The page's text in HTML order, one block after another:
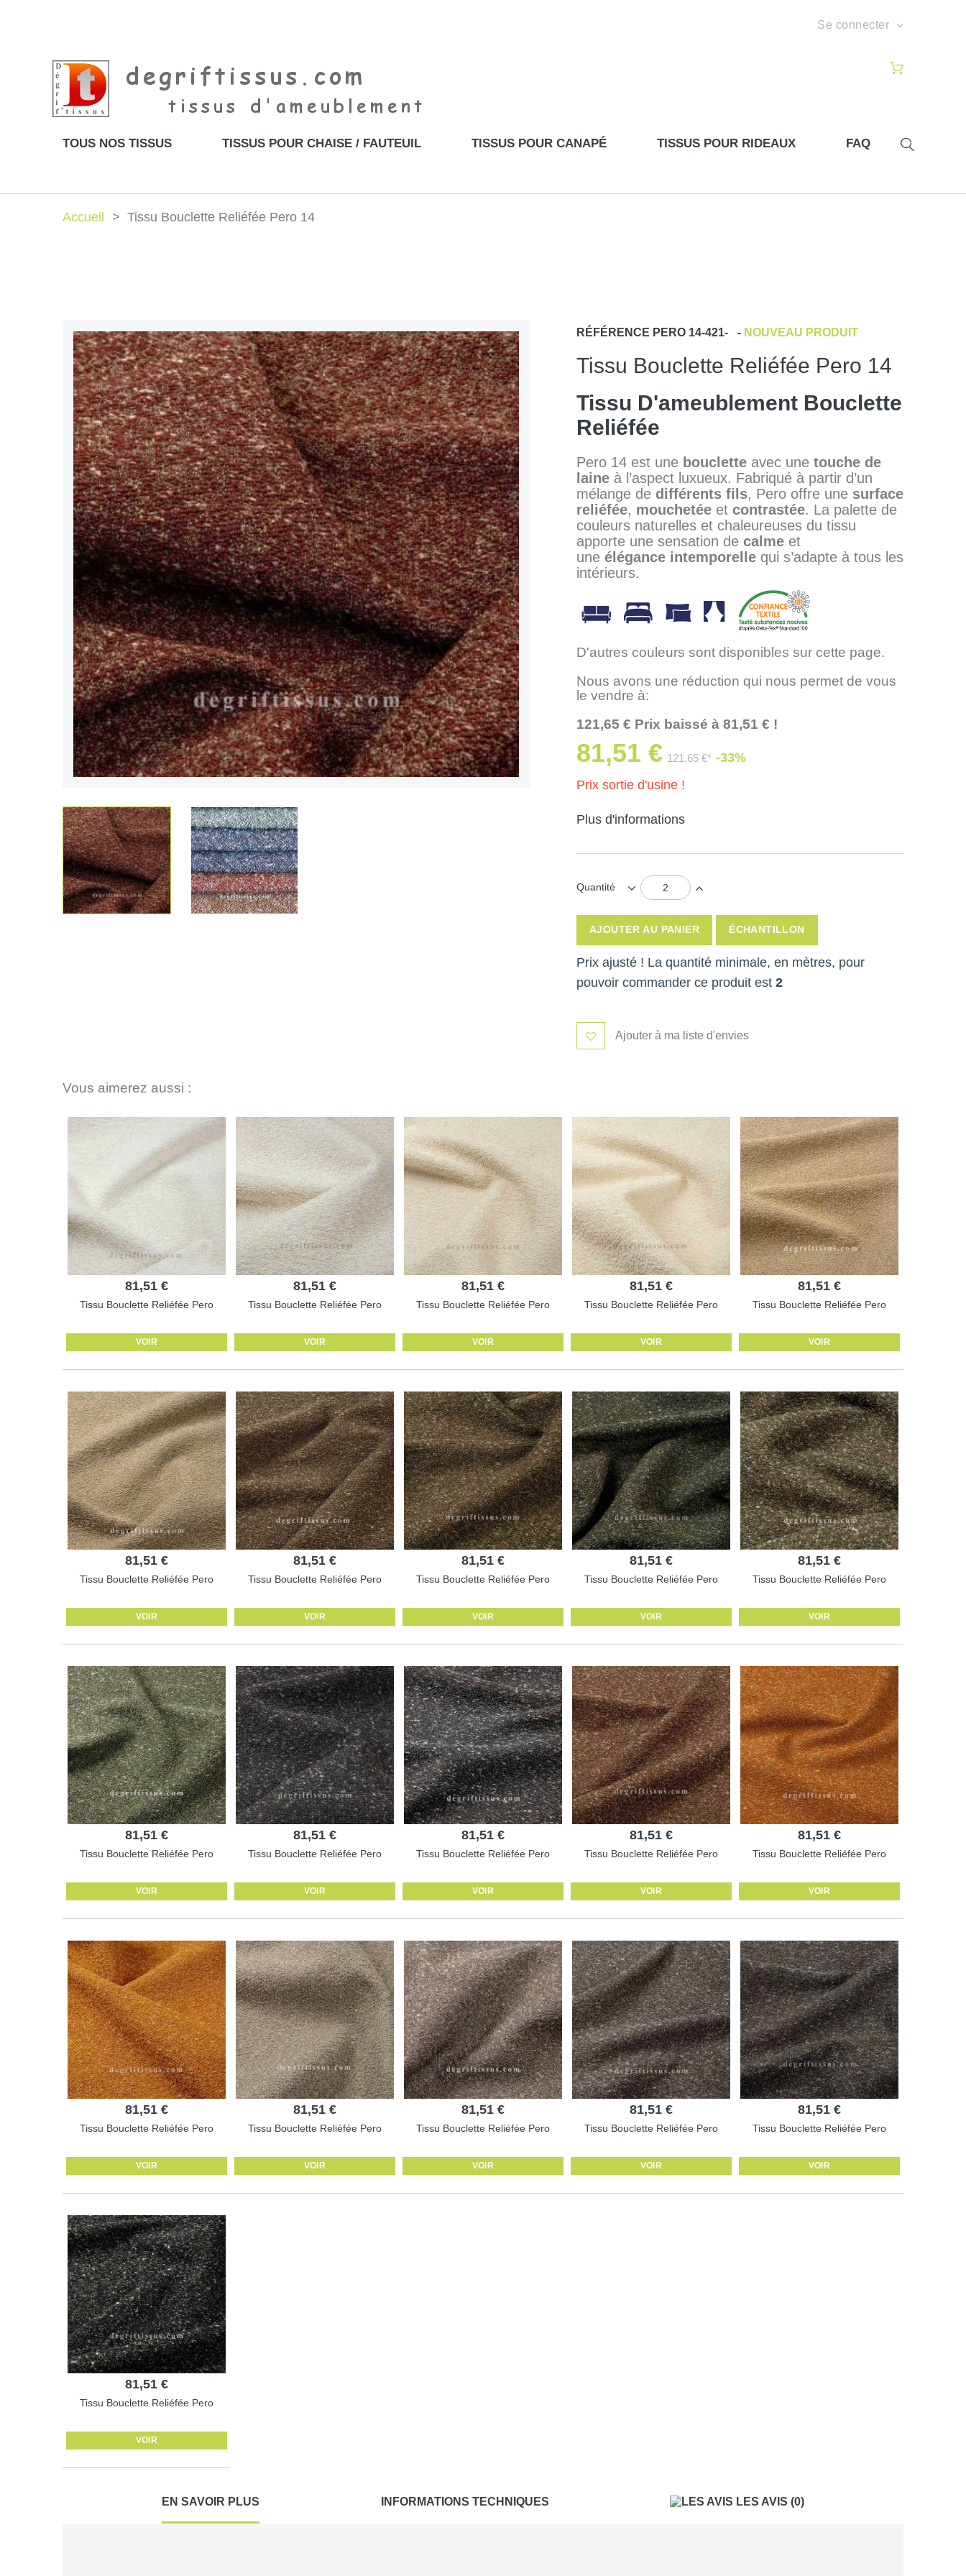
Se connecter
TOUS NOS TISSUS TISSUS POUR CHAISE / FAUTEUIL TISSUS POUR CANAPÉ TISSUS POUR RIDEAUX FAQ
Accueil Tissu Bouclette Reliéfée Pero 14
RÉFÉRENCE PERO 14-421- - NOUVEAU PRODUIT
Tissu Bouclette Reliéfée Pero 14
Tissu D'ameublement Bouclette
Reliéfée
Pero 14 est une boucletteavec une touche de
laineà l’aspect luxueux. Fabriqué à partir d’un
mélange de différents fils, Pero offre une surface
reliéfée, mouchetéeet contrastée. La palette de
couleurs naturelles et chaleureuses du tissu
apporte une sensation de calmeet
une élégance intemporellequi s’adapte à tous les
intérieurs.
D'autres couleurs sont disponibles sur cette page.
Nous avons une réduction qui nous permet de vous
le vendre à:
121,65 € Prix baissé à 81,51 € !
81,51 € 121,65 €* -33%
Prix sortie d'usine !
Plus d'informations
Quantité
AJOUTER AU PANIER ÉCHANTILLON
Prix ajusté ! La quantité minimale, en mètres, pour
pouvoir commander ce produit est 2
Ajouter à ma liste d'envies
Vous aimerez aussi :
81,51 €
Tissu Bouclette Reliéfée Pero
VOIR
81,51 €
Tissu Bouclette Reliéfée Pero
VOIR
81,51 €
Tissu Bouclette Reliéfée Pero
VOIR
81,51 €
Tissu Bouclette Reliéfée Pero
VOIR
81,51 €
Tissu Bouclette Reliéfée Pero
VOIR
81,51 €
Tissu Bouclette Reliéfée Pero
VOIR
81,51 €
Tissu Bouclette Reliéfée Pero
VOIR
81,51 €
Tissu Bouclette Reliéfée Pero
VOIR
81,51 €
Tissu Bouclette Reliéfée Pero
VOIR
81,51 €
Tissu Bouclette Reliéfée Pero
VOIR
81,51 €
Tissu Bouclette Reliéfée Pero
VOIR
81,51 €
Tissu Bouclette Reliéfée Pero
VOIR
81,51 €
Tissu Bouclette Reliéfée Pero
VOIR
81,51 €
Tissu Bouclette Reliéfée Pero
VOIR
81,51 €
Tissu Bouclette Reliéfée Pero
VOIR
81,51 €
Tissu Bouclette Reliéfée Pero
VOIR
81,51 €
Tissu Bouclette Reliéfée Pero
VOIR
81,51 €
Tissu Bouclette Reliéfée Pero
VOIR
81,51 €
Tissu Bouclette Reliéfée Pero
VOIR
81,51 €
Tissu Bouclette Reliéfée Pero
VOIR
81,51 €
Tissu Bouclette Reliéfée Pero
VOIR
EN SAVOIR PLUS INFORMATIONS TECHNIQUES LES AVIS (0)